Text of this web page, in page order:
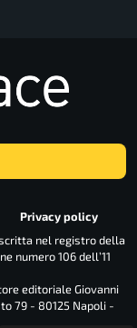
Privacy policy
nel registro della
numero 106 dell’11
editoriale Giovanni
79 - 80125 Napoli -